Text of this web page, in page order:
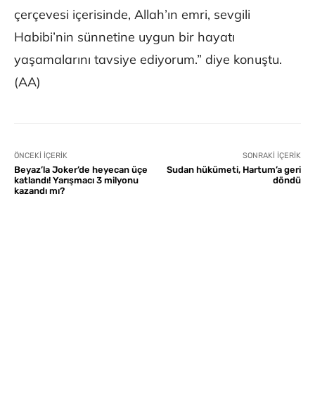
çerçevesi içerisinde, Allah’ın emri, sevgili
Habibi’nin sünnetine uygun bir hayatı
yaşamalarını tavsiye ediyorum.” diye konuştu.
(AA)
ÖNCEKI İÇERIK
Beyaz’la Joker’de heyecan üçe
katlandı! Yarışmacı 3 milyonu
kazandı mı?
SONRAKI İÇERIK
Sudan hükümeti, Hartum’a geri
döndü